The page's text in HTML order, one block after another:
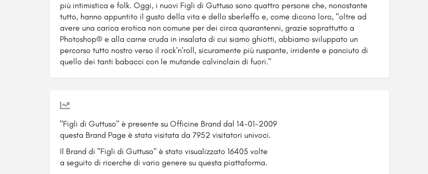
più intimistica e folk. Oggi, i nuovi Figli di Guttuso sono quattro persone che, nonostante
tutto, hanno appuntito il gusto della vita e dello sberleffo e, come dicono loro, "oltre ad
avere una carica erotica non comune per dei circa quarantenni, grazie soprattutto a
Photoshop® e alla carne cruda in insalata di cui siamo ghiotti, abbiamo sviluppato un
percorso tutto nostro verso il rock'n'roll, sicuramente più ruspante, irridente e panciuto di
quello dei tanti babacci con le mutande calvinclain di fuori."
"Figli di Guttuso" è presente su Officine Brand dal 14-01-2009
questa Brand Page è stata visitata da 7952 visitatori univoci.
Il Brand di "Figli di Guttuso" è stato visualizzato 16405 volte
a seguito di ricerche di vario genere su questa piattaforma.